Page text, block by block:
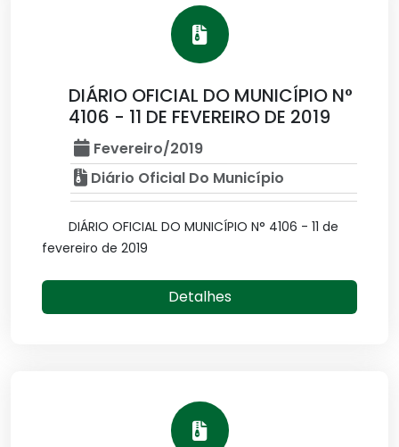
DIÁRIO OFICIAL DO MUNICÍPIO N°
4106 - 11 DE FEVEREIRO DE 2019
Fevereiro/2019
Diário Oficial Do Município
DIÁRIO OFICIAL DO MUNICÍPIO N° 4106 - 11 de
fevereiro de 2019
Detalhes